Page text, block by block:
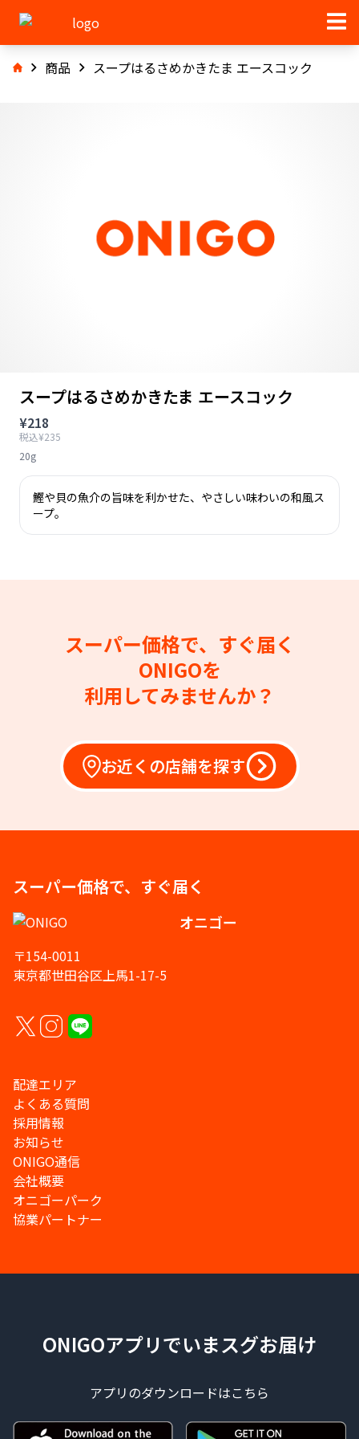
商品 スープはるさめかきたま エースコック
スープはるさめかきたま エースコック
¥218
税込¥235
20g
鰹や貝の魚介の旨味を利かせた、やさしい味わいの和風ス
ープ。
スーパー価格で、すぐ届く
ONIGOを
利用してみませんか？
お近くの店舗を探す
スーパー価格で、すぐ届く
オニゴー
〒154-0011
東京都世田谷区上馬1-17-5
配達エリア
よくある質問
採用情報
お知らせ
ONIGO通信
会社概要
オニゴーパーク
協業パートナー
ONIGOアプリでいまスグお届け
アプリのダウンロードはこちら